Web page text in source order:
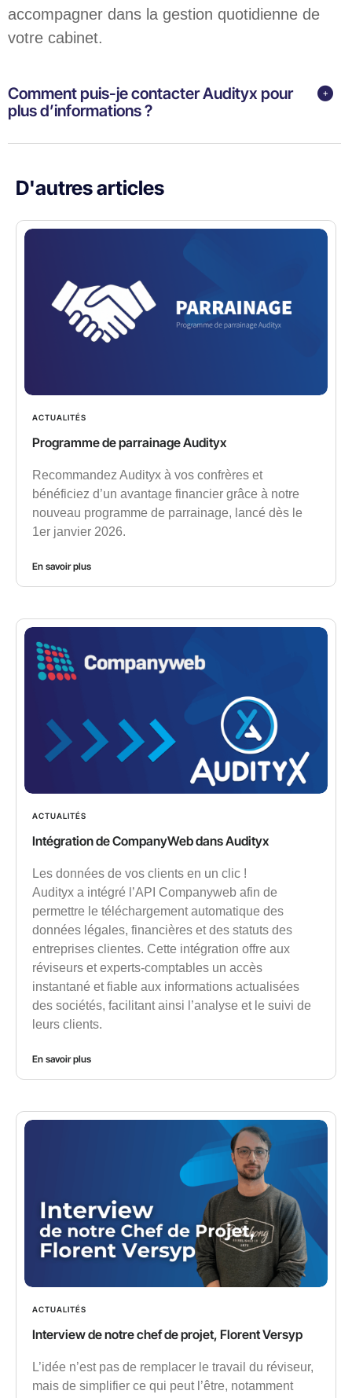
accompagner dans la gestion quotidienne de
votre cabinet.
Comment puis-je contacter Audityx pour
plus d’informations ?
D'autres articles
ACTUALITÉS
Programme de parrainage Audityx
Recommandez Audityx à vos confrères et
bénéficiez d’un avantage financier grâce à notre
nouveau programme de parrainage, lancé dès le
1er janvier 2026.
En savoir plus
ACTUALITÉS
Intégration de CompanyWeb dans Audityx
Les données de vos clients en un clic !
Audityx a intégré l’API Companyweb afin de
permettre le téléchargement automatique des
données légales, financières et des statuts des
entreprises clientes. Cette intégration offre aux
réviseurs et experts-comptables un accès
instantané et fiable aux informations actualisées
des sociétés, facilitant ainsi l’analyse et le suivi de
leurs clients.
En savoir plus
ACTUALITÉS
Interview de notre chef de projet, Florent Versyp
L’idée n’est pas de remplacer le travail du réviseur,
mais de simplifier ce qui peut l’être, notamment